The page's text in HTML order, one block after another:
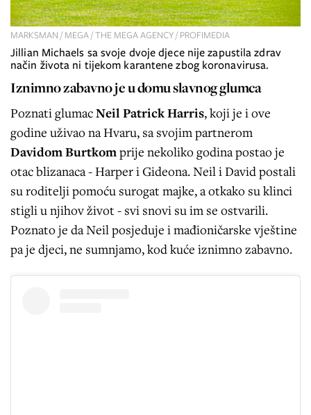
MARKSMAN / MEGA / THE MEGA AGENCY / PROFIMEDIA
Jillian Michaels sa svoje dvoje djece nije zapustila zdrav
način života ni tijekom karantene zbog koronavirusa.
Iznimno zabavno je u domu slavnog glumca
Poznati glumacNeil Patrick Harris, koji je i ove
godine uživao na Hvaru, sa svojim partnerom
Davidom Burtkom prije nekoliko godina postao je
otac blizanaca - Harper i Gideona. Neil i David postali
su roditelji pomoću surogat majke, a otkako su klinci
stigli u njihov život - svi snovi su im se ostvarili.
Poznato je da Neil posjeduje i mađioničarske vještine
pa je djeci, ne sumnjamo, kod kuće iznimno zabavno.